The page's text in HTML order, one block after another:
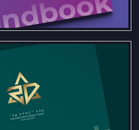
ХХК-ийн брэндбүүк